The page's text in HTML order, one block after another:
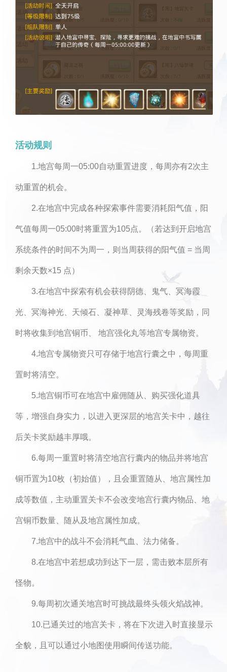
活动规则
1.地宫每周一05:00自动重置进度，每周亦有2次主
动重置的机会。
2.在地宫中完成各种探索事件需要消耗阳气值，阳
气值每周一05:00时将重置为105点。（若达到开启地宫
系统条件的时间不为周一，则当周获得的阳气值 = 当周
剩余天数×15 点）
3.在地宫中探索有机会获得阴德、鬼气、冥海霞
光、冥海神光、天倾石、凝神草、灵海残卷等奖励，同
时将收集到地宫铜币、 地宫强化丸等地宫专属物资。
4.地宫专属物资只可存储于地宫行囊之中，每周重
置时将清空。
5.地宫铜币可在地宫中雇佣随从、购买强化道具
等，增强自身实力，以进入更深层的地宫关卡中，越往
后关卡奖励越丰厚哦。
6.每周一重置时将清空地宫行囊内的物品并将地宫
铜币置为10枚（初始值），且会重置随从、地宫属性加
成等数值，主动重置关卡不会改变地宫行囊内物品、地
宫铜币数量、随从及地宫属性加成。
7.地宫中的战斗不会消耗气血、法力储备。
8.在地宫中若想成功到达下一层，需击败本层所有
怪物。
9.每周初次通关地宫时可挑战最终头领火焰战神。
10.已通关过的地宫关卡，将在下次进入时直接显示
全貌，且可以通过小地图使用瞬间传送功能。